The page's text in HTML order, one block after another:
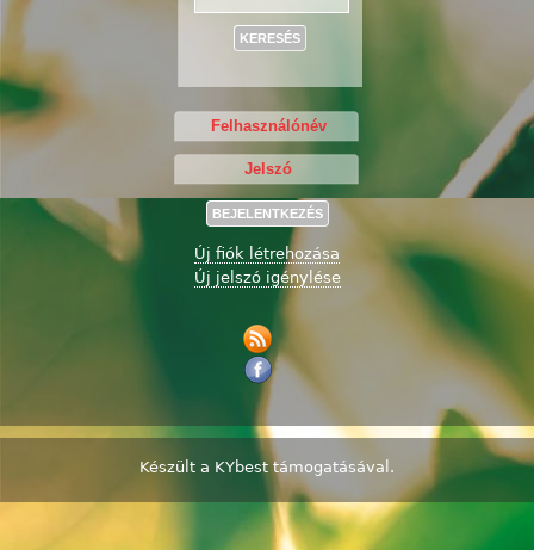
Új fiók létrehozása
Új jelszó igénylése
Készült a KYbest támogatásával.